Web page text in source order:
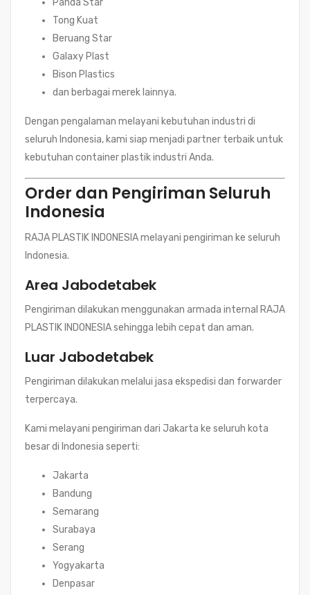
Panda Star
Tong Kuat
Beruang Star
Galaxy Plast
Bison Plastics
dan berbagai merek lainnya.
Dengan pengalaman melayani kebutuhan industri di
seluruh Indonesia, kami siap menjadi partner terbaik untuk
kebutuhan container plastik industri Anda.
Order dan Pengiriman Seluruh
Indonesia
RAJA PLASTIK INDONESIA melayani pengiriman ke seluruh
Indonesia.
Area Jabodetabek
Pengiriman dilakukan menggunakan armada internal RAJA
PLASTIK INDONESIA sehingga lebih cepat dan aman.
Luar Jabodetabek
Pengiriman dilakukan melalui jasa ekspedisi dan forwarder
terpercaya.
Kami melayani pengiriman dari Jakarta ke seluruh kota
besar di Indonesia seperti:
Jakarta
Bandung
Semarang
Surabaya
Serang
Yogyakarta
Denpasar